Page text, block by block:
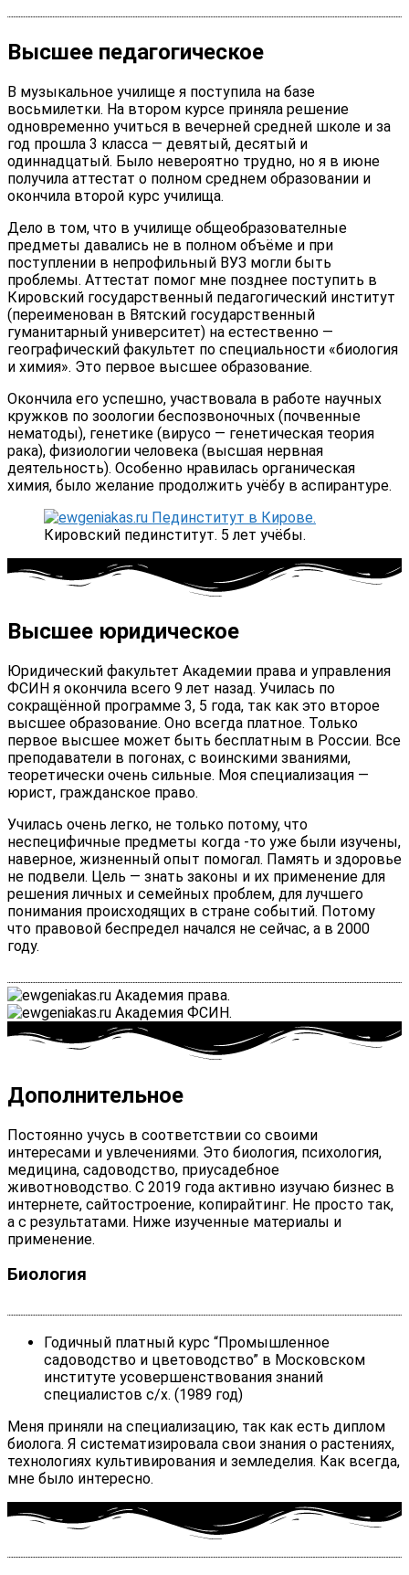
Высшее педагогическое
В музыкальное училище я поступила на базе
восьмилетки. На втором курсе приняла решение
одновременно учиться в вечерней средней школе и за
год прошла 3 класса — девятый, десятый и
одиннадцатый. Было невероятно трудно, но я в июне
получила аттестат о полном среднем образовании и
окончила второй курс училища.
Дело в том, что в училище общеобразователные
предметы давались не в полном объёме и при
поступлении в непрофильный ВУЗ могли быть
проблемы. Аттестат помог мне позднее поступить в
Кировский государственный педагогический институт
(переименован в Вятский государственный
гуманитарный университет) на естественно —
географический факультет по специальности «биология
и химия». Это первое высшее образование.
Окончила его успешно, участвовала в работе научных
кружков по зоологии беспозвоночных (почвенные
нематоды), генетике (вирусо — генетическая теория
рака), физиологии человека (высшая нервная
деятельность). Особенно нравилась органическая
химия, было желание продолжить учёбу в аспирантуре.
Кировский пединститут. 5 лет учёбы.
Высшее юридическое
Юридический факультет Академии права и управления
ФСИН я окончила всего 9 лет назад. Училась по
сокращённой программе 3, 5 года, так как это второе
высшее образование. Оно всегда платное. Только
первое высшее может быть бесплатным в России. Все
преподаватели в погонах, с воинскими званиями,
теоретически очень сильные. Моя специализация —
юрист, гражданское право.
Училась очень легко, не только потому, что
неспецифичные предметы когда -то уже были изучены,
наверное, жизненный опыт помогал. Память и здоровье
не подвели. Цель — знать законы и их применение для
решения личных и семейных проблем, для лучшего
понимания происходящих в стране событий. Потому
что правовой беспредел начался не сейчас, а в 2000
году.
Дополнительное
Постоянно учусь в соответствии со своими
интересами и увлечениями. Это биология, психология,
медицина, садоводство, приусадебное
животноводство. С 2019 года активно изучаю бизнес в
интернете, сайтостроение, копирайтинг. Не просто так,
а с результатами. Ниже изученные материалы и
применение.
Биология
Годичный платный курс “Промышленное
садоводство и цветоводство” в Московском
институте усовершенствования знаний
специалистов с/х. (1989 год)
Меня приняли на специализацию, так как есть диплом
биолога. Я систематизировала свои знания о растениях,
технологиях культивирования и земледелия. Как всегда,
мне было интересно.